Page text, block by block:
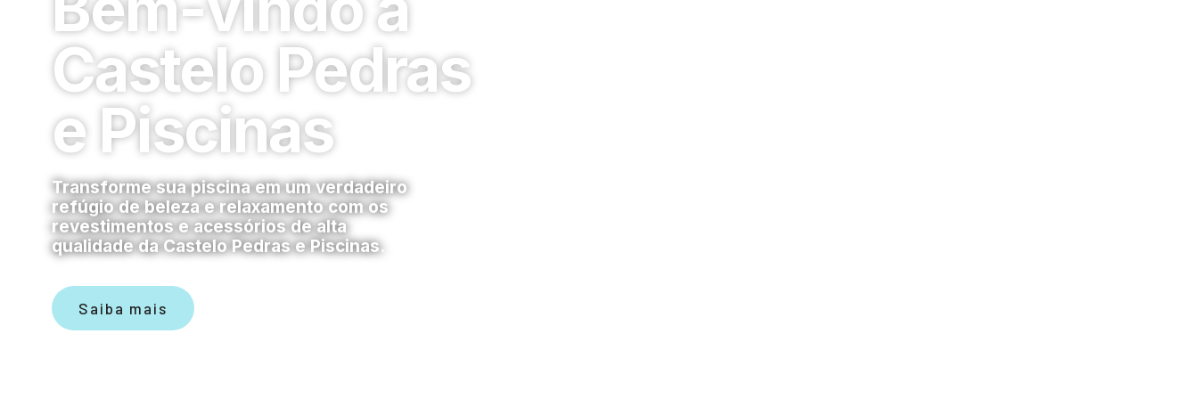
Castelo Pedras
e Piscinas
Transforme sua piscina em um verdadeiro
refúgio de beleza e relaxamento com os
revestimentos e acessórios de alta
qualidade da Castelo Pedras e Piscinas.
Saiba mais